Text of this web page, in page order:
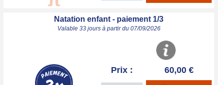
Natation enfant - paiement 1/3
Valable 33 jours à partir du 07/09/2026
Prix : 60,00 €